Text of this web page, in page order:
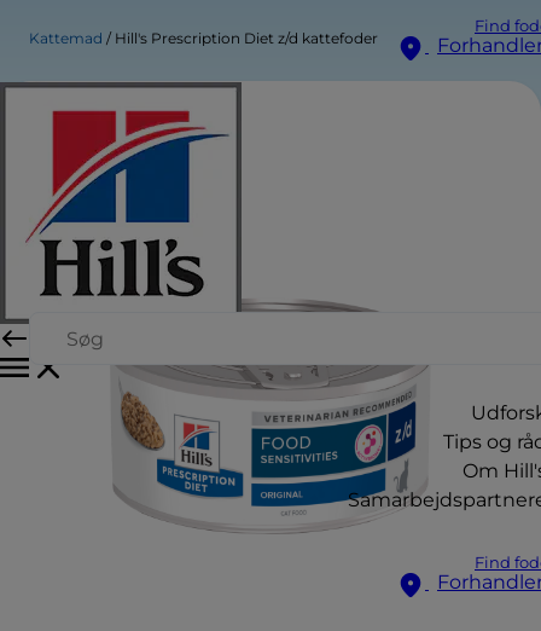
Find
Tips og
Om
Find
Kattemad Hill's Prescription Diet z/d kattefoder